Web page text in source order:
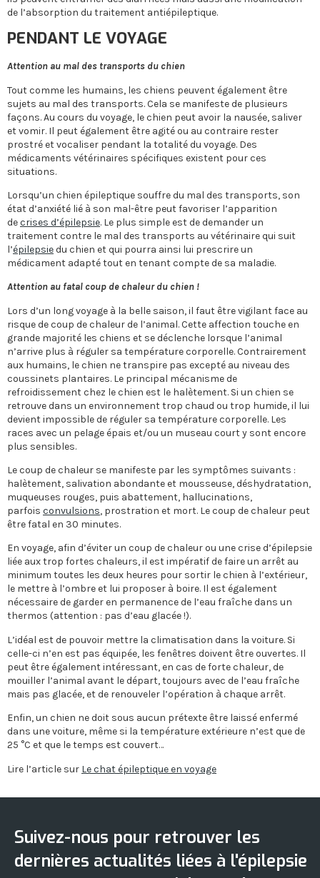
de l’absorption du traitement antiépileptique.
PENDANT LE VOYAGE
Attention au mal des transports du chien
Tout comme les humains, les chiens peuvent également être
sujets au mal des transports. Cela se manifeste de plusieurs
façons. Au cours du voyage, le chien peut avoir la nausée, saliver
et vomir. Il peut également être agité ou au contraire rester
prostré et vocaliser pendant la totalité du voyage. Des
médicaments vétérinaires spécifiques existent pour ces
situations.
Lorsqu’un chien épileptique souffre du mal des transports, son
état d’anxiété lié à son mal-être peut favoriser l’apparition
decrises d’épilepsie. Le plus simple est de demander un
traitement contre le mal des transports au vétérinaire qui suit
l’épilepsiedu chien et qui pourra ainsi lui prescrire un
médicament adapté tout en tenant compte de sa maladie.
Attention au fatal coup de chaleur du chien !
Lors d’un long voyage à la belle saison, il faut être vigilant face au
risque de coup de chaleur de l’animal. Cette affection touche en
grande majorité les chiens et se déclenche lorsque l’animal
n’arrive plus à réguler sa température corporelle. Contrairement
aux humains, le chien ne transpire pas excepté au niveau des
coussinets plantaires. Le principal mécanisme de
refroidissement chez le chien est le halètement. Si un chien se
retrouve dans un environnement trop chaud ou trop humide, il lui
devient impossible de réguler sa température corporelle. Les
races avec un pelage épais et/ou un museau court y sont encore
plus sensibles.
Le coup de chaleur se manifeste par les symptômes suivants :
halètement, salivation abondante et mousseuse, déshydratation,
muqueuses rouges, puis abattement, hallucinations,
parfois convulsions, prostration et mort. Le coup de chaleur peut
être fatal en 30 minutes.
En voyage, afin d’éviter un coup de chaleur ou une crise d’épilepsie
liée aux trop fortes chaleurs, il est impératif de faire un arrêt au
minimum toutes les deux heures pour sortir le chien à l’extérieur,
le mettre à l’ombre et lui proposer à boire. Il est également
nécessaire de garder en permanence de l’eau fraîche dans un
thermos (attention : pas d’eau glacée !).
L’idéal est de pouvoir mettre la climatisation dans la voiture. Si
celle-ci n’en est pas équipée, les fenêtres doivent être ouvertes. Il
peut être également intéressant, en cas de forte chaleur, de
mouiller l’animal avant le départ, toujours avec de l’eau fraîche
mais pas glacée, et de renouveler l’opération à chaque arrêt.
Enfin, un chien ne doit sous aucun prétexte être laissé enfermé
dans une voiture, même si la température extérieure n’est que de
25 °C et que le temps est couvert…
Lire l’article sur Le chat épileptique en voyage
Suivez-nous pour retrouver les
dernières actualités liées à l'épilepsie